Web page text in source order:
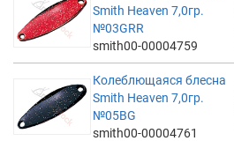
Smith Heaven 7,0гр.
№03GRR
smith00-00004759
Колеблющаяся блесна
Smith Heaven 7,0гр.
№05BG
smith00-00004761